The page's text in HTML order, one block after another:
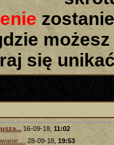
się
16-09-18, 11:02
28-09-18, 19:53